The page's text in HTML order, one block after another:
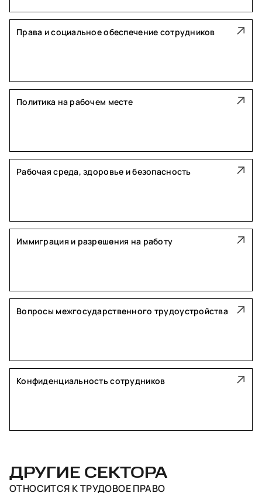
Права и социальное обеспечение сотрудников
Политика на рабочем месте
Рабочая среда, здоровье и безопасность
Иммиграция и разрешения на работу
Вопросы межгосударственного трудоустройства
Конфиденциальность сотрудников
ДРУГИЕ СЕКТОРА
ОТНОСИТСЯ КТРУДОВОЕ ПРАВО